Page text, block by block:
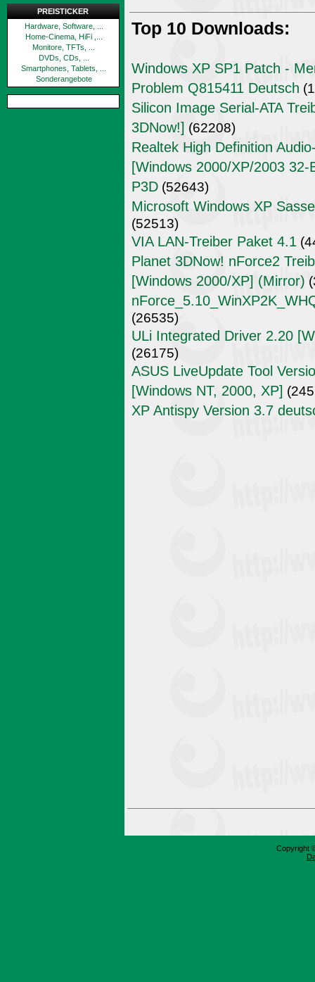
PREISTICKER
Hardware, Software, ...
Home-Cinema, HiFi ,...
Monitore, TFTs, ...
DVDs, CDs, ...
Smartphones, Tablets, ...
Sonderangebote
Top 10 Downloads:
Windows XP SP1 Patch -
Problem Q815411 Deutsch
Silicon Image Serial-ATA
3DNow!] (62208)
Realtek High Definition
[Windows 2000/XP/2003
P3D (52643)
Microsoft Windows XP
(52513)
VIA LAN-Treiber Paket 4.1
Planet 3DNow! nForce2
[Windows 2000/XP] (Mirror)
(26535)
ULi Integrated Driver 2.20
(26175)
ASUS LiveUpdate Tool
[Windows NT, 2000, XP]
XP Antispy Version 3.7
Copyright